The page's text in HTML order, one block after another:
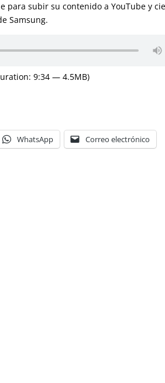
para subir su contenido a YouTube y
Samsung.
9:34 — 4.5MB)
WhatsApp Correo electrónico